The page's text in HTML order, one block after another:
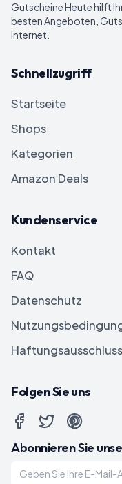
Gutscheine Heutehilft
besten Angeboten,
Internet.
Schnellzugriff
Startseite
Shops
Kategorien
Amazon Deals
Kundenservice
Kontakt
FAQ
Datenschutz
Haftungsausschluss
Folgen Sie uns
Abonnieren Sie